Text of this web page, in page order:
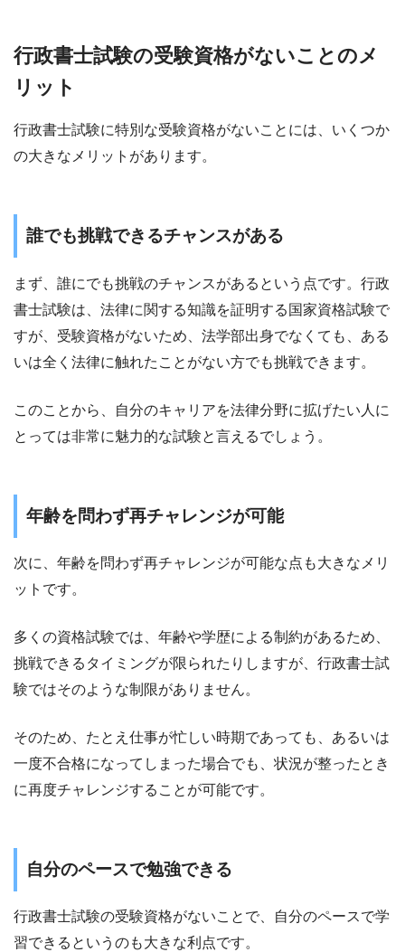
行政書士試験の受験資格がないことのメ
リット
行政書士試験に特別な受験資格がないことには、いくつか
の大きなメリットがあります。
誰でも挑戦できるチャンスがある
まず、誰にでも挑戦のチャンスがあるという点です。行政
書士試験は、法律に関する知識を証明する国家資格試験で
すが、受験資格がないため、法学部出身でなくても、ある
いは全く法律に触れたことがない方でも挑戦できます。
このことから、自分のキャリアを法律分野に拡げたい人に
とっては非常に魅力的な試験と言えるでしょう。
年齢を問わず再チャレンジが可能
次に、年齢を問わず再チャレンジが可能な点も大きなメリ
ットです。
多くの資格試験では、年齢や学歴による制約があるため、
挑戦できるタイミングが限られたりしますが、行政書士試
験ではそのような制限がありません。
そのため、たとえ仕事が忙しい時期であっても、あるいは
一度不合格になってしまった場合でも、状況が整ったとき
に再度チャレンジすることが可能です。
自分のペースで勉強できる
行政書士試験の受験資格がないことで、自分のペースで学
習できるというのも大きな利点です。